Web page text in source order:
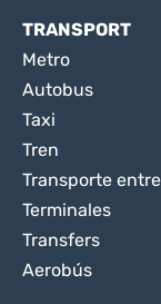
TRANSPORT
Metro
Autobus
Taxi
Tren
Transporte entre
Terminales
Transfers
Aerobús